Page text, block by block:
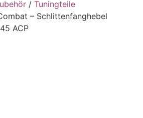
/ Tuningteile
– Schlittenfanghebel
ACP